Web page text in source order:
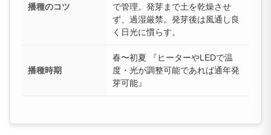
播種のコツ
で管理。発芽まで土を乾燥させ
ず、過湿厳禁。発芽後は風通し良
く日光に慣らす。
播種時期
春〜初夏 『ヒーターやLEDで温
度・光が調整可能であれば通年発
芽可能』